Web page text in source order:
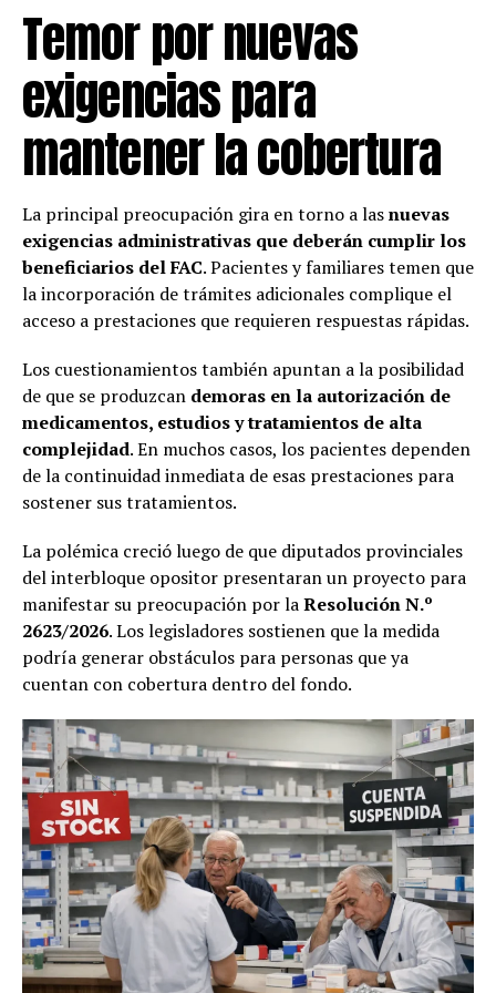
Temor por nuevas
exigencias para
mantener la cobertura
La principal preocupación gira en torno a lasnuevas
exigencias administrativas que deberán cumplir los
beneficiarios del FAC. Pacientes y familiares temen que
la incorporación de trámites adicionales complique el
acceso a prestaciones que requieren respuestas rápidas.
Los cuestionamientos también apuntan a la posibilidad
de que se produzcan demoras en la autorización de
medicamentos, estudios y tratamientos de alta
complejidad. En muchos casos, los pacientes dependen
de la continuidad inmediata de esas prestaciones para
sostener sus tratamientos.
La polémica creció luego de que diputados provinciales
del interbloque opositor presentaran un proyecto para
manifestar su preocupación por laResolución N.º
2623/2026. Los legisladores sostienen que la medida
podría generar obstáculos para personas que ya
cuentan con cobertura dentro del fondo.